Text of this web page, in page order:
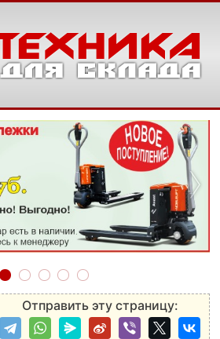
›
Отправить эту страницу: